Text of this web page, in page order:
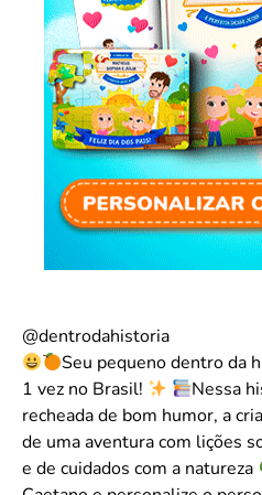
@dentrodahistoria
Seu pequeno dentro da
1 vez no Brasil!
Nessa
recheada de bom humor, a
de uma aventura com lições
e de cuidados com a natureza